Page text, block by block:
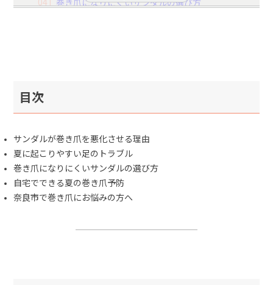
巻き爪になりにくいサンダルの選び方
目次
サンダルが巻き爪を悪化させる理由
夏に起こりやすい足のトラブル
巻き爪になりにくいサンダルの選び方
自宅でできる夏の巻き爪予防
奈良市で巻き爪にお悩みの方へ